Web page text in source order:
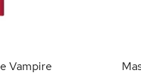
Vampire